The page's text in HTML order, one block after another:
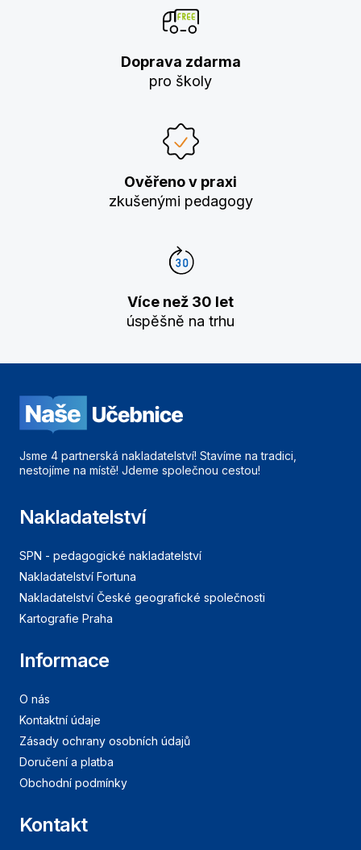
Doprava zdarma
pro školy
Ověřeno v praxi
zkušenými pedagogy
Více než 30 let
úspěšně na trhu
Jsme 4 partnerská nakladatelství! Stavíme na tradici,
nestojíme na místě! Jdeme společnou cestou!
Nakladatelství
SPN - pedagogické nakladatelství
Nakladatelství Fortuna
Nakladatelství České geografické společnosti
Kartografie Praha
Informace
O nás
Kontaktní údaje
Zásady ochrany osobních údajů
Doručení a platba
Obchodní podmínky
Kontakt